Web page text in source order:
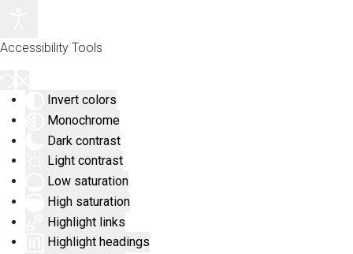
Accessibility Tools
Invert colors
Monochrome
Dark contrast
Light contrast
Low saturation
High saturation
Highlight links
Highlight headings